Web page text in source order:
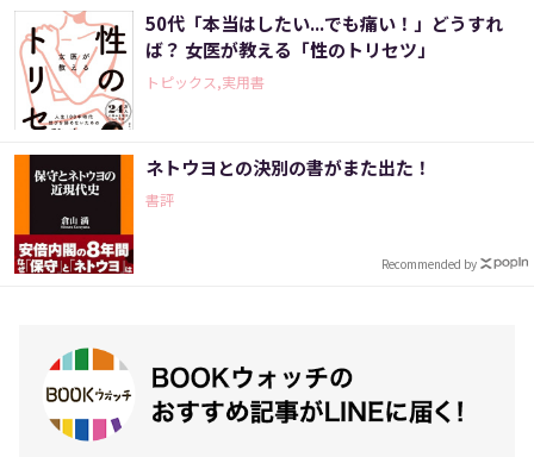
50代「本当はしたい...でも痛い！」どうすれ
ば？ 女医が教える「性のトリセツ」
トピックス,実用書
ネトウヨとの決別の書がまた出た！
書評
Recommended by